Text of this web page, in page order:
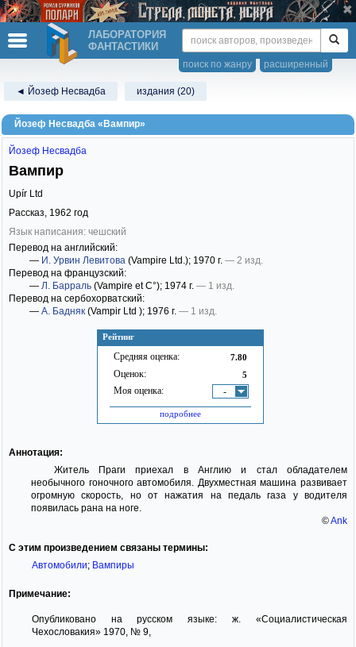
ЛАБОРАТОРИЯ
ФАНТАСТИКИ
расширенный
поиск по жанру
◄ Йозеф Несвадба издания (20)
Йозеф Несвадба «Вампир»
Рейтинг
Средняя оценка: 7.80
Оценок: 5
Моя оценка: -
подробнее
Йозеф Несвадба
Вампир
Upír Ltd
Рассказ, 1962 год
Язык написания: чешский
Перевод на английский:
— И. Урвин Левитова (Vampire Ltd.); 1970 г. — 2 изд.
Перевод на французский:
— Л. Барраль (Vampire et C°); 1974 г. — 1 изд.
Перевод на сербохорватский:
— А. Бадняк (Vampir Ltd ); 1976 г. — 1 изд.
Аннотация:
Житель Праги приехал в Англию и стал обладателем
необычного гоночного автомобиля. Двухместная машина развивает
огромную скорость, но от нажатия на педаль газа у водителя
появилась рана на ноге.
©Ank
С этим произведением связаны термины:
Автомобили; Вампиры
Примечание:
Опубликовано на русском языке: ж. «Социалистическая
Чехословакия» 1970, № 9,